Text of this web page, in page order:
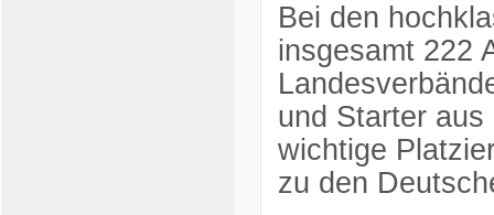
Bei den
insgesamt 222
und Starter
wichtige
zu den